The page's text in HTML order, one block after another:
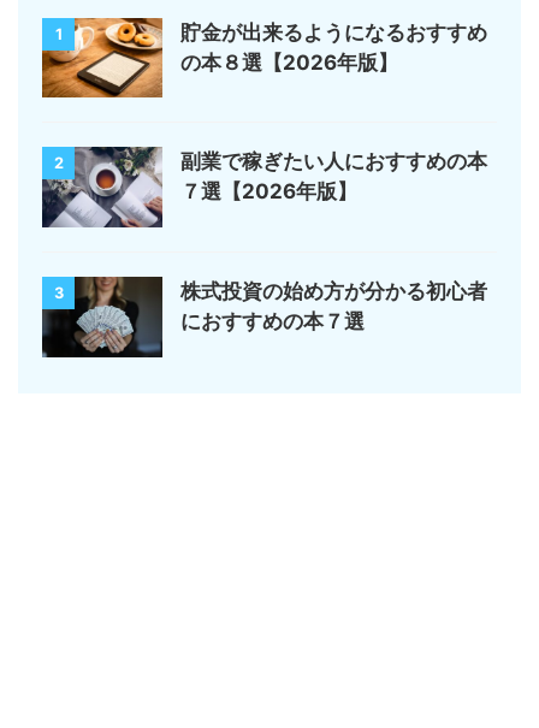
1
貯金が出来るようになるおすすめ
の本８選【2026年版】
2
副業で稼ぎたい人におすすめの本
７選【2026年版】
3
株式投資の始め方が分かる初心者
におすすめの本７選